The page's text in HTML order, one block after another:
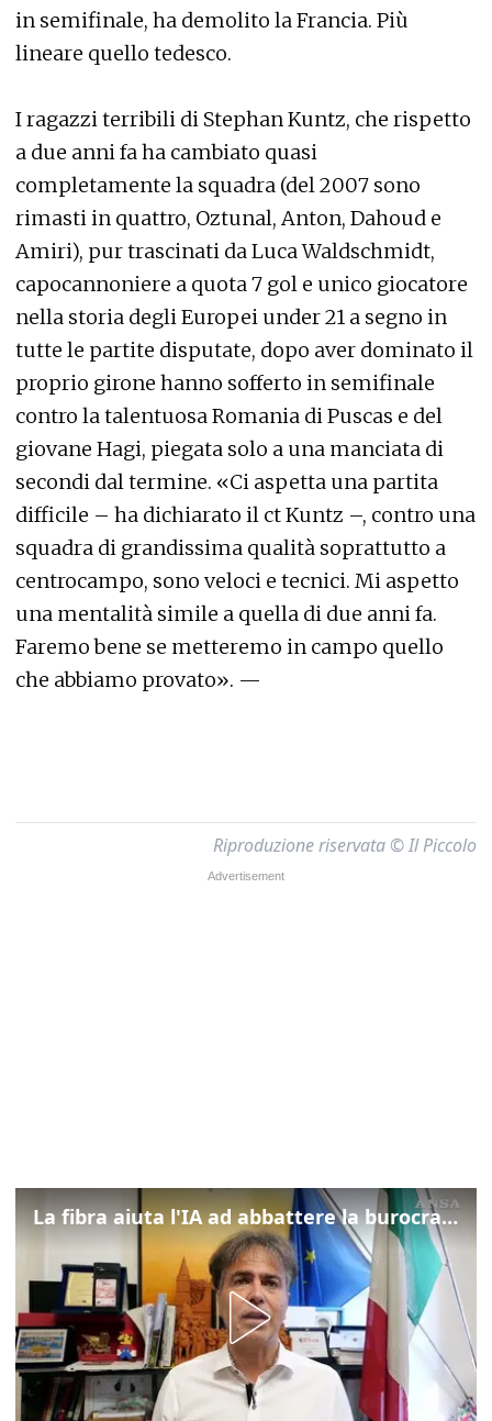
in semifinale, ha demolito la Francia. Più
lineare quello tedesco.
I ragazzi terribili di Stephan Kuntz, che rispetto
a due anni fa ha cambiato quasi
completamente la squadra (del 2007 sono
rimasti in quattro, Oztunal, Anton, Dahoud e
Amiri), pur trascinati da Luca Waldschmidt,
capocannoniere a quota 7 gol e unico giocatore
nella storia degli Europei under 21 a segno in
tutte le partite disputate, dopo aver dominato il
proprio girone hanno sofferto in semifinale
contro la talentuosa Romania di Puscas e del
giovane Hagi, piegata solo a una manciata di
secondi dal termine. «Ci aspetta una partita
difficile – ha dichiarato il ct Kuntz –, contro una
squadra di grandissima qualità soprattutto a
centrocampo, sono veloci e tecnici. Mi aspetto
una mentalità simile a quella di due anni fa.
Faremo bene se metteremo in campo quello
che abbiamo provato». —
Riproduzione riservata © Il Piccolo
La fibra aiuta l'IA ad abbattere la burocrazia, progetto pilota in Veneto